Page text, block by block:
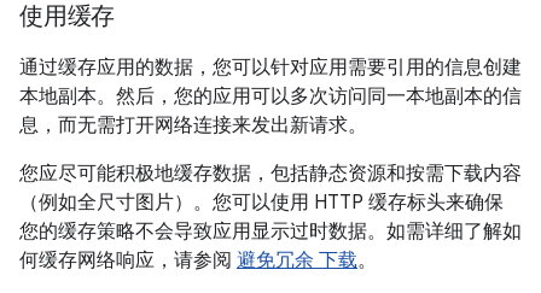
使用缓存
通过缓存应用的数据，您可以针对应用需要引用的信息创建
本地副本。然后，您的应用可以多次访问同一本地副本的信
息，而无需打开网络连接来发出新请求。
您应尽可能积极地缓存数据，包括静态资源和按需下载内容
（例如全尺寸图片）。您可以使用 HTTP 缓存标头来确保
您的缓存策略不会导致应用显示过时数据。如需详细了解如
何缓存网络响应，请参阅 避免冗余 下载。